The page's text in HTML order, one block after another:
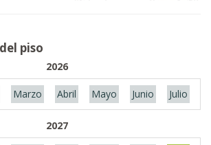
piso
2026
Marzo Abril Mayo Junio Julio
2027